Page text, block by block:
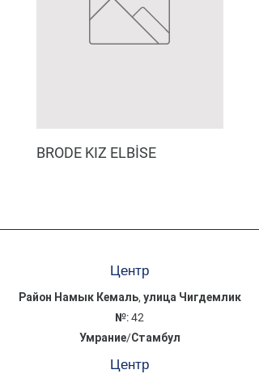
BRODE KIZ ELBİSE
Центр
Район Намык Кемаль, улица Чигдемлик
№: 42
Умрание/Стамбул
Центр